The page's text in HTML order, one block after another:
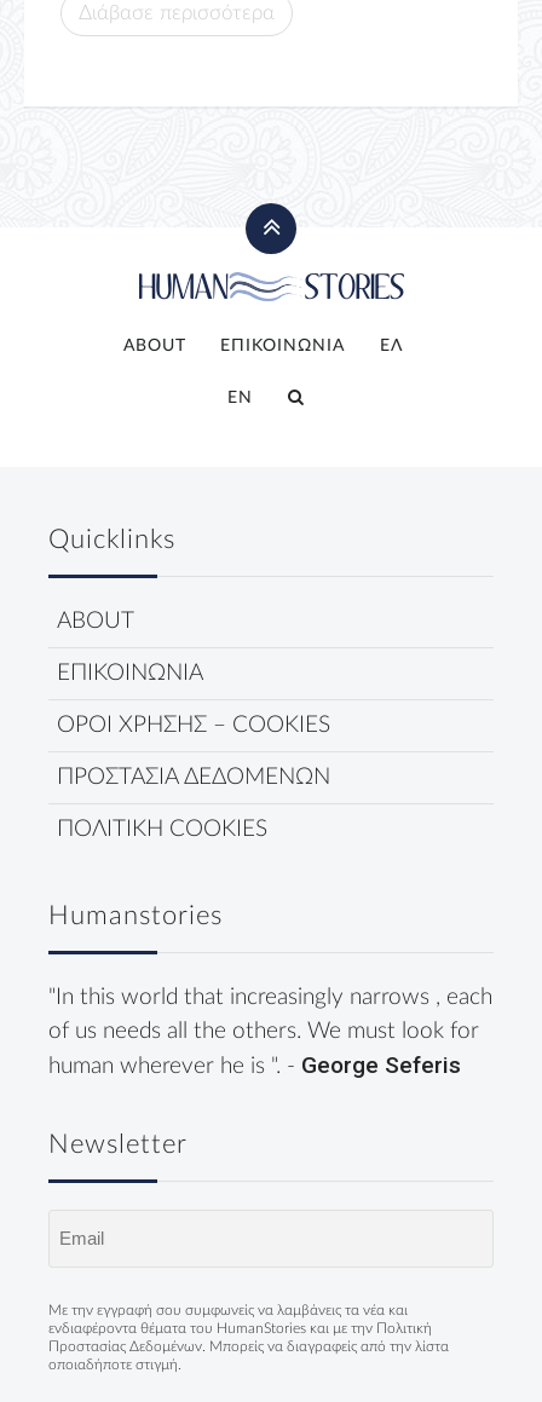
Διάβασε περισσότερα
ABOUT ΕΠΙΚΟΙΝΩΝΙΑ ΕΛ
EN
Quicklinks
ABOUT
ΕΠΙΚΟΙΝΩΝΙΑ
ΟΡΟΙ ΧΡΗΣΗΣ – COOKIES
ΠΡΟΣΤΑΣΙΑ ΔΕΔΟΜΕΝΩΝ
ΠΟΛΙΤΙΚΗ COOKIES
Humanstories
"In this world that increasingly narrows , each
of us needs all the others. We must look for
human wherever he is ". - George Seferis
Newsletter
Με την εγγραφή σου συμφωνείς να λαμβάνεις τα νέα και
ενδιαφέροντα θέματα του HumanStories και με την Πολιτική
Προστασίας Δεδομένων . Μπορείς να διαγραφείς από την λίστα
οποιαδήποτε στιγμή.